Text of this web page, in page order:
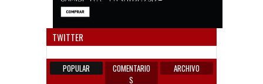
TWITTER
POPULAR
COMENTARIO
S
ARCHIVO